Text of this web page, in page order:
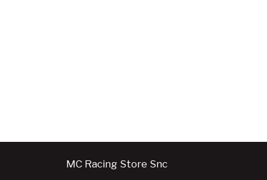
MC Racing Store Snc